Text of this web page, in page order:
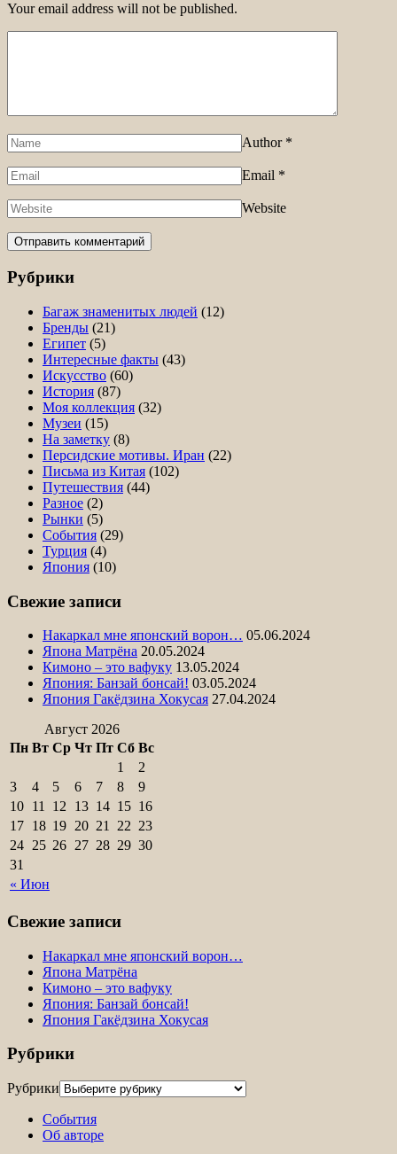
Your email address will not be published.
Author *
Email *
Website
Рубрики
Багаж знаменитых людей (12)
Бренды (21)
Египет (5)
Интересные факты (43)
Искусство (60)
История (87)
Моя коллекция (32)
Музеи (15)
На заметку (8)
Персидские мотивы. Иран (22)
Письма из Китая (102)
Путешествия (44)
Разное (2)
Рынки (5)
События (29)
Турция (4)
Япония (10)
Свежие записи
Накаркал мне японский ворон… 05.06.2024
Япона Матрёна 20.05.2024
Кимоно – это вафуку 13.05.2024
Япония: Банзай бонсай! 03.05.2024
Япония Гакёдзина Хокусая 27.04.2024
Август 2026
Пн Вт Ср Чт Пт Сб Вс
« Июн
1
2
3
4 5 6 7 8
9
10 11 12 13 14 15 16
17 18 19 20 21 22 23
24 25 26 27 28 29 30
31
Свежие записи
Накаркал мне японский ворон…
Япона Матрёна
Кимоно – это вафуку
Япония: Банзай бонсай!
Япония Гакёдзина Хокусая
Рубрики
Рубрики
События
Об авторе